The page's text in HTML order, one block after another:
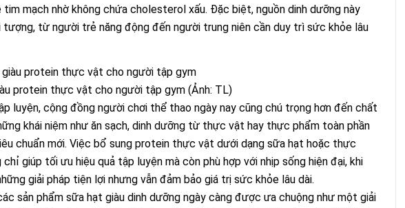
tim mạch nhờ không chứa cholesterol xấu. Đặc biệt, nguồn dinh dưỡng này
tượng, từ người trẻ năng động đến người trung niên cần duy trì sức khỏe lâu
protein thực vật cho người tập gym (Ảnh: TL)
luyện, cộng đồng người chơi thể thao ngày nay cũng chú trọng hơn đến chất
khái niệm như ăn sạch, dinh dưỡng từ thực vật hay thực phẩm toàn phần
chuẩn mới. Việc bổ sung protein thực vật dưới dạng sữa hạt hoặc thực
giúp tối ưu hiệu quả tập luyện mà còn phù hợp với nhịp sống hiện đại, khi
giải pháp tiện lợi nhưng vẫn đảm bảo giá trị sức khỏe lâu dài.
sản phẩm sữa hạt giàu dinh dưỡng ngày càng được ưa chuộng như một giải